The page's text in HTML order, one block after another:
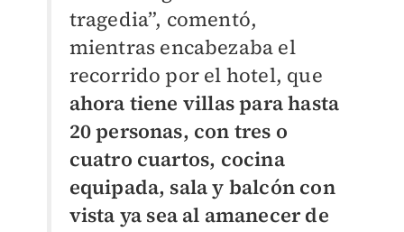
tragedia”, comentó,
mientras encabezaba el
recorrido por el hotel, que
ahora tiene villas para hasta
20 personas, con tres o
cuatro cuartos, cocina
equipada, sala y balcón con
vista ya sea al amanecer de